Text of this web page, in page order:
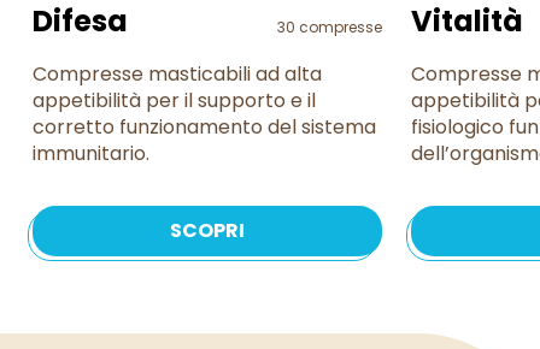
Difesa 30 compresse
Compresse masticabili ad alta
appetibilità per il supporto e il
corretto funzionamento del sistema
immunitario.
SCOPRI
Vitalità
Compresse
appetibilità
fisiologico